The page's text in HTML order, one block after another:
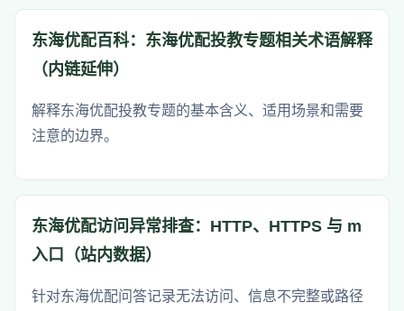
东海优配百科：东海优配投教专题相关术语解释
（内链延伸）
解释东海优配投教专题的基本含义、适用场景和需要
注意的边界。
东海优配访问异常排查：HTTP、HTTPS 与 m
入口（站内数据）
针对东海优配问答记录无法访问、信息不完整或路径